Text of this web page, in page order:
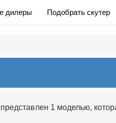
дилеры Подобрать скутер
1 моделью,